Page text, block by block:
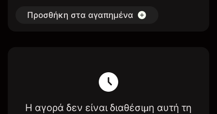
Προσθήκη στα αγαπημένα
Η αγορά δεν είναι διαθέσιμη αυτή τη